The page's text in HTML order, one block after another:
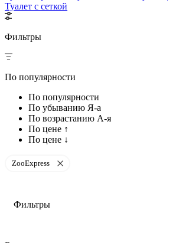
Туалет с сеткой
Фильтры
По популярности
По популярности
По убыванию Я-а
По возрастанию А-я
По цене ↑
По цене ↓
ZooExpress
Фильтры